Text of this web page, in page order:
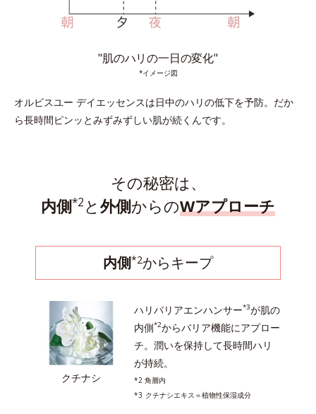
"肌のハリの一日の変化"
*イメージ図
オルビスユー デイエッセンスは日中のハリの低下を予防。 だか
ら長時間ピンッとみずみずしい肌が続くんです。
その秘密は、
内側*2と 外側からのWアプローチ
内側*2からキープ
クチナシ
ハリバリアエンハンサー*3が肌の
内側*2からバリア機能にアプロー
チ。潤いを保持して長時間ハリ
が持続。
*2 角層内
*3 クチナシエキス＝植物性保湿成分